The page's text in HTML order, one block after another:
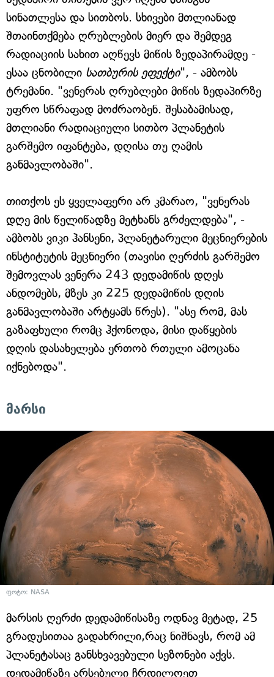
სინათლესა და სითბოს. სხივები მთლიანად
შთაინთქმება ღრუბლების მიერ და შემდეგ
რადიაციის სახით აღწევს მიწის ზედაპირამდე -
ესაა ცნობილი სათბურის ეფექტი", - ამბობს
ტრემანი. "ვენერას ღრუბლები მიწის ზედაპირზე
უფრო სწრაფად მოძრაობენ. შესაბამისად,
მთლიანი რადიაციული სითბო პლანეტის
გარშემო იფანტება, დღისა თუ ღამის
განმავლობაში".
თითქოს ეს ყველაფერი არ კმარაო, "ვენერას
დღე მის წელიწადზე მეტხანს გრძელდება", -
ამბობს ვიკი ჰანსენი, პლანეტარული მეცნიერების
ინსტიტუტის მეცნიერი (თავისი ღერძის გარშემო
შემოვლას ვენერა 243 დედამიწის დღეს
ანდომებს, მზეს კი 225 დედამიწის დღის
განმავლობაში არტყამს წრეს). "ასე რომ, მას
გაზაფხული რომც ჰქონოდა, მისი დაწყების
დღის დასახელება ერთობ რთული ამოცანა
იქნებოდა".
მარსი
ფოტო: NASA
მარსის ღერძი დედამიწისაზე ოდნავ მეტად, 25
გრადუსითაა გადახრილი,რაც ნიშნავს, რომ ამ
პლანეტასაც განსხვავებული სეზონები აქვს.
დედამიწაზე არსებული ჩრდილოეთ